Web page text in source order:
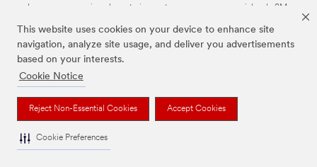
This website uses cookies on your device to enhance site
navigation, analyze site usage, and deliver you advertisements
based on your interests.
Cookie Notice
Reject Non-Essential Cookies Accept Cookies
Cookie Preferences
Las marcas mencionadas anteriormente son marcas comerciales de 3M.